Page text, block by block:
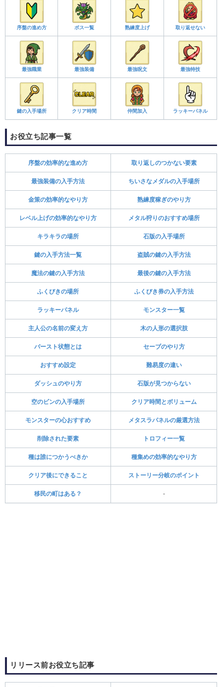
序盤の進め方 ボス一覧 熟練度上げ 取り返せない
最強職業 最強装備 最強呪文 最強特技
鍵の入手場所 クリア時間 仲間加入 ラッキーパネル
お役立ち記事一覧
序盤の効率的な進め方 取り返しのつかない要素
最強装備の入手方法 ちいさなメダルの入手場所
金策の効率的なやり方 熟練度稼ぎのやり方
レベル上げの効率的なやり方 メタル狩りのおすすめ場所
キラキラの場所 石版の入手場所
鍵の入手方法一覧 盗賊の鍵の入手方法
魔法の鍵の入手方法 最後の鍵の入手方法
ふくびきの場所 ふくびき券の入手方法
ラッキーパネル モンスター一覧
主人公の名前の変え方 木の人形の選択肢
バースト状態とは セーブのやり方
おすすめ設定 難易度の違い
ダッシュのやり方 石版が見つからない
空のビンの入手場所 クリア時間とボリューム
モンスターの心おすすめ メタスラパネルの厳選方法
削除された要素 トロフィー一覧
種は誰につかうべきか 種集めの効率的なやり方
クリア後にできること ストーリー分岐のポイント
移民の町はある？ -
リリース前お役立ち記事